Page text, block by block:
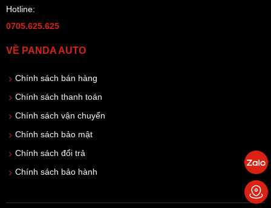
Hotline:
0705.625.625
VỀ PANDA AUTO
Chính sách bán hàng
Chính sách thanh toán
Chính sách vận chuyển
Chính sách bảo mật
Chính sách đổi trả
Chính sách bảo hành